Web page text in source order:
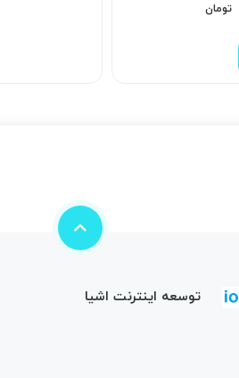
تومان
توسعه اینترنت اشیا